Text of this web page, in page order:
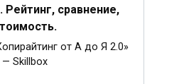
Рейтинг, сравнение,
от А до Я 2.0»
— Skillbox